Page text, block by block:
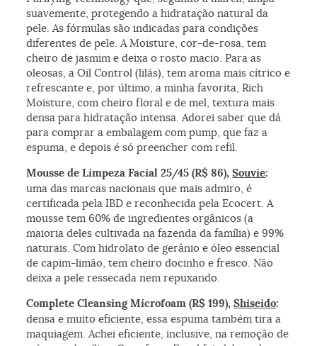
suavemente, protegendo a hidratação natural da
pele. As fórmulas são indicadas para condições
diferentes de pele. A Moisture, cor-de-rosa, tem
cheiro de jasmim e deixa o rosto macio. Para as
oleosas, a Oil Control (lilás), tem aroma mais cítrico e
refrescante e, por último, a minha favorita, Rich
Moisture, com cheiro floral e de mel, textura mais
densa para hidratação intensa. Adorei saber que dá
para comprar a embalagem com pump, que faz a
espuma, e depois é só preencher com refil.
Mousse de Limpeza Facial 25/45 (R$ 86),Souvie:
uma das marcas nacionais que mais admiro, é
certificada pela IBD e reconhecida pela Ecocert. A
mousse tem 60% de ingredientes orgânicos (a
maioria deles cultivada na fazenda da família) e 99%
naturais. Com hidrolato de gerânio e óleo essencial
de capim-limão, tem cheiro docinho e fresco. Não
deixa a pele ressecada nem repuxando.
Complete Cleansing Microfoam (R$ 199),Shiseido:
densa e muito eficiente, essa espuma também tira a
maquiagem. Achei eficiente, inclusive, na remoção de